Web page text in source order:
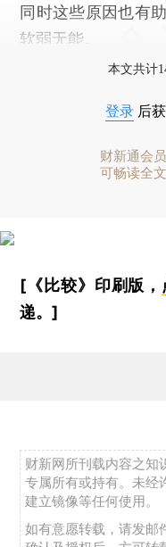
同时这些原因也有
软弱无能。
本文共计
登录 后
财新通会员
可畅读全文
[《比较》印刷版，
递。]
财新网所刊载内容之知
专属所有或持有。未经
建立镜像等任何使用。
如有意愿转载，请发邮